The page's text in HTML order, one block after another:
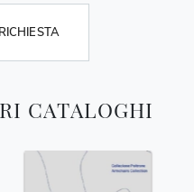
CATALOGHI